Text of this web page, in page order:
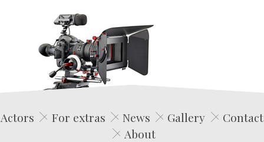
Edwin Film Agencja Aktorska
Actors For extras News Gallery
Contact
About